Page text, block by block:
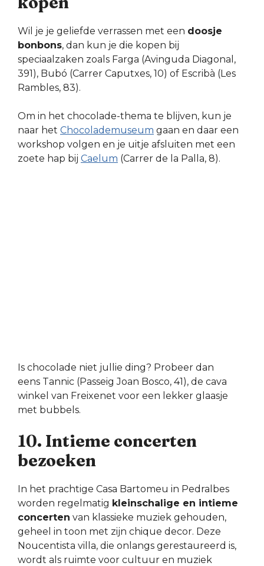
Wil je je geliefde verrassen met een doosje
bonbons, dan kun je die kopen bij
speciaalzaken zoals Farga (Avinguda Diagonal,
391), Bubó (Carrer Caputxes, 10) of Escribà (Les
Rambles, 83).
Om in het chocolade-thema te blijven, kun je
naar het Chocolademuseum gaan en daar een
workshop volgen en je uitje afsluiten met een
zoete hap bij Caelum (Carrer de la Palla, 8).
Is chocolade niet jullie ding? Probeer dan
eens Tannic (Passeig Joan Bosco, 41), de cava
winkel van Freixenet voor een lekker glaasje
met bubbels.
10. Intieme concerten
bezoeken
In het prachtige Casa Bartomeu in Pedralbes
worden regelmatig kleinschalige en intieme
concerten van klassieke muziek gehouden,
geheel in toon met zijn chique decor. Deze
Noucentista villa, die onlangs gerestaureerd is,
wordt als ruimte voor cultuur en muziek